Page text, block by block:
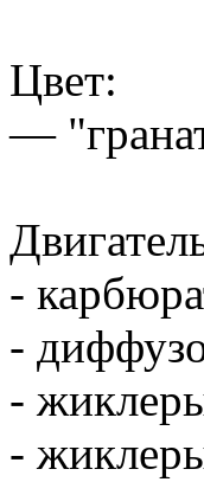
Цвет:
—
-
-
-
-